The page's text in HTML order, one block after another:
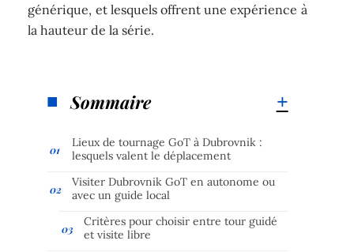
générique, et lesquels offrent une expérience à
la hauteur de la série.
Sommaire
Lieux de tournage GoT à Dubrovnik :
lesquels valent le déplacement
Visiter Dubrovnik GoT en autonome ou
avec un guide local
Critères pour choisir entre tour guidé
et visite libre